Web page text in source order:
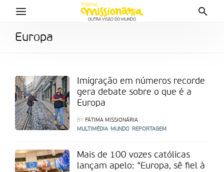
Europa
Imigração em números recorde
gera debate sobre o que é a
Europa
BY FÁTIMA MISSIONÁRIA
MULTIMÉDIA
MUNDO REPORTAGEM
Mais de 100 vozes católicas
lançam apelo: “Europa, sê fiel à